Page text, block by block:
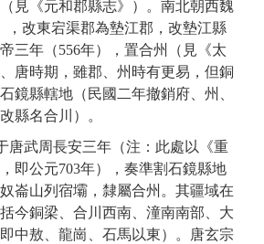
（見《元和郡縣志》） 。 南北朝西魏
， 改東宕渠郡為墊江郡，改墊江縣
三年（556年），置合州
（見《太
唐時期，雖郡、州時有更易，但銅
鏡縣轄地 （民國二年撤銷府、州、
縣名合川）。
唐武周長安三年 （注：此處以《重
即公元703年）
，奏準割石鏡縣地
奴崙山列宿壩 ，隸屬合州。 其疆域在
今銅梁、合川西南、潼南南部、大
中敖、龍崗、石馬以東）。唐玄宗